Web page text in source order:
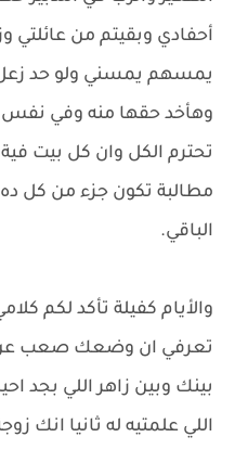
أحفادي وبقيتم من عائلتي
يمسهم يمسني ولو حد زعل
وهأخد حقها منه وفي نفس
تحترم الكل وان كل بيت
مطالبة تكون جزء من كل
الباقي.
والأيام كفيلة تأكد لكم
تعرفي ان وضعك صعب عن
بينك وبين زاهر اللي بجد
اللي علمتيه له ثانيا انك